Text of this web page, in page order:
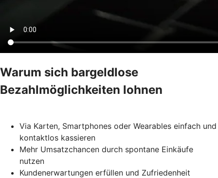
Warum sich bargeldlose
Bezahlmöglichkeiten lohnen
Via Karten, Smartphones oder Wearables einfach und
kontaktlos kassieren
Mehr Umsatzchancen durch spontane Einkäufe
nutzen
Kundenerwartungen erfüllen und Zufriedenheit